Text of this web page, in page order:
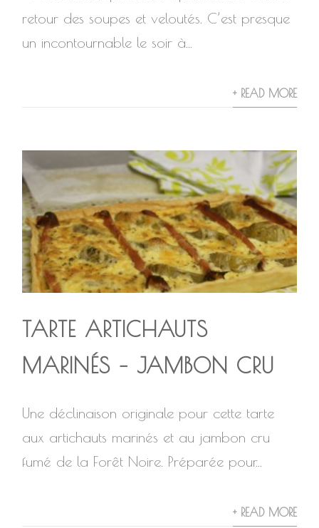
retour des soupes et veloutés. C’est presque
un incontournable le soir à...
+ READ MORE
TARTE ARTICHAUTS
MARINÉS – JAMBON CRU
Une déclinaison originale pour cette tarte
aux artichauts marinés et au jambon cru
fumé de la Forêt Noire. Préparée pour...
+ READ MORE